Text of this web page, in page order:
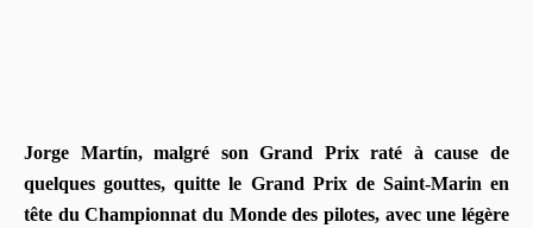
Jorge Martín, malgré son Grand Prix raté à cause de
quelques gouttes, quitte le Grand Prix de Saint-Marin en
tête du Championnat du Monde des pilotes, avec une légère